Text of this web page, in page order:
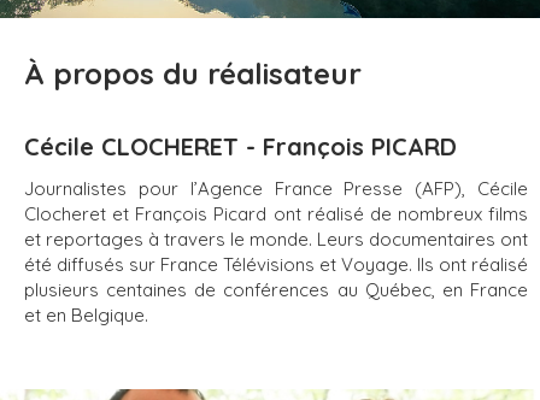
À propos du réalisateur
Cécile CLOCHERET - François PICARD
Journalistes pour l’Agence France Presse (AFP), Cécile
Clocheret et François Picard ont réalisé de nombreux films
et reportages à travers le monde. Leurs documentaires ont
été diffusés sur France Télévisions et Voyage. Ils ont réalisé
plusieurs centaines de conférences au Québec, en France
et en Belgique.